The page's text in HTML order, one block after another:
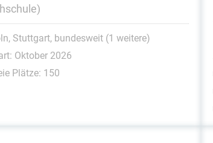
Stuttgart, bundesweit (1 weitere)
Oktober 2026
Plätze: 150